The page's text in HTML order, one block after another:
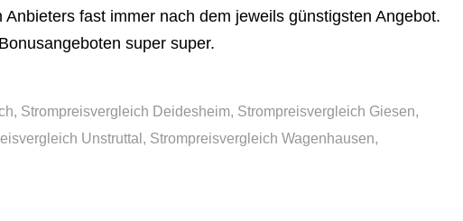
fast immer nach dem jeweils günstigsten Angebot.
super super.
, Strompreisvergleich Deidesheim, Strompreisvergleich Giesen,
Unstruttal , Strompreisvergleich Wagenhausen,